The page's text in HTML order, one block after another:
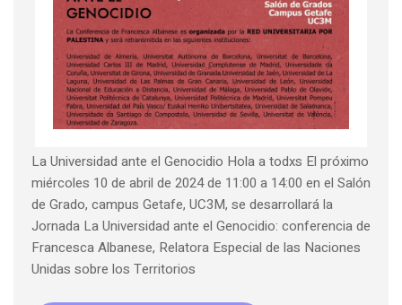
La Universidad ante el Genocidio Hola a todxs El próximo
miércoles 10 de abril de 2024 de 11:00 a 14:00 en el Salón
de Grado, campus Getafe, UC3M, se desarrollará la
Jornada La Universidad ante el Genocidio: conferencia de
Francesca Albanese, Relatora Especial de las Naciones
Unidas sobre los Territorios